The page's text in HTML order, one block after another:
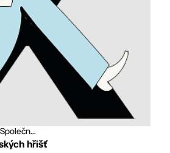
hřišť